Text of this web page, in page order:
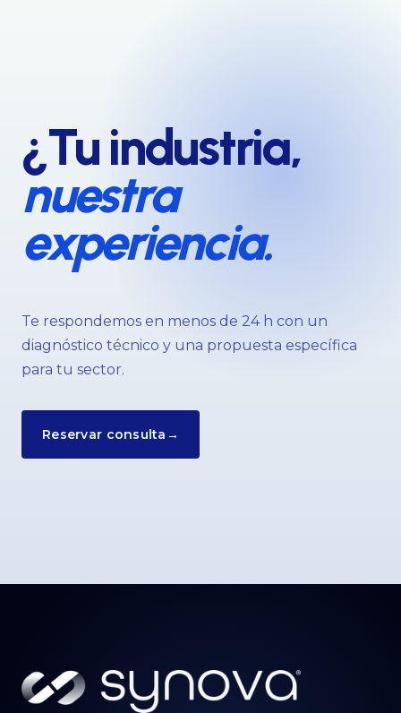
¿Tu industria,
nuestra
experiencia.
Te respondemos en menos de 24 h con un
diagnóstico técnico y una propuesta específica
para tu sector.
Reservar consulta →